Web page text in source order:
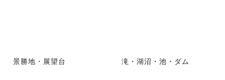
景勝地・展望台 滝・湖沼・池・ダム